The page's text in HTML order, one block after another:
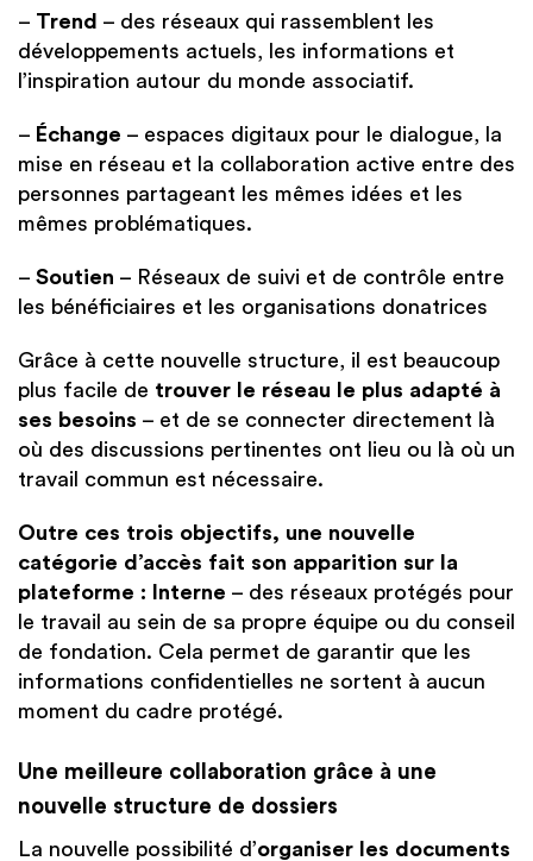
– Trend – des réseaux qui rassemblent les
développements actuels, les informations et
l’inspiration autour du monde associatif.
– Échange – espaces digitaux pour le dialogue, la
mise en réseau et la collaboration active entre des
personnes partageant les mêmes idées et les
mêmes problématiques.
– Soutien – Réseaux de suivi et de contrôle entre
les bénéficiaires et les organisations donatrices
Grâce à cette nouvelle structure, il est beaucoup
plus facile de trouver le réseau le plus adapté à
ses besoins – et de se connecter directement là
où des discussions pertinentes ont lieu ou là où un
travail commun est nécessaire.
Outre ces trois objectifs, une nouvelle
catégorie d’accès fait son apparition sur la
plateforme : Interne – des réseaux protégés pour
le travail au sein de sa propre équipe ou du conseil
de fondation. Cela permet de garantir que les
informations confidentielles ne sortent à aucun
moment du cadre protégé.
Une meilleure collaboration grâce à une
nouvelle structure de dossiers
La nouvelle possibilité d’organiser les documents